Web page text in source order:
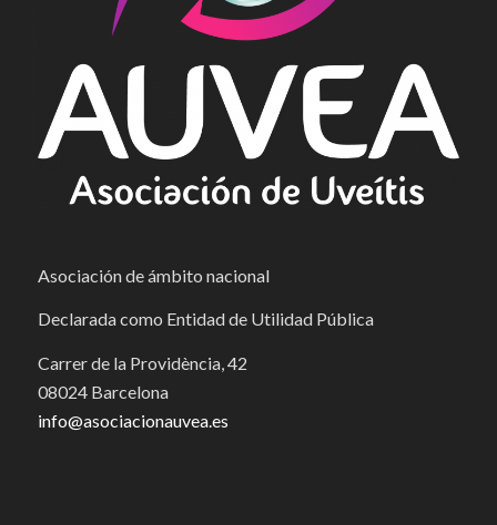
Asociación de ámbito nacional
Declarada como Entidad de Utilidad Pública
Carrer de la Providència, 42
08024 Barcelona
info@asociacionauvea.es